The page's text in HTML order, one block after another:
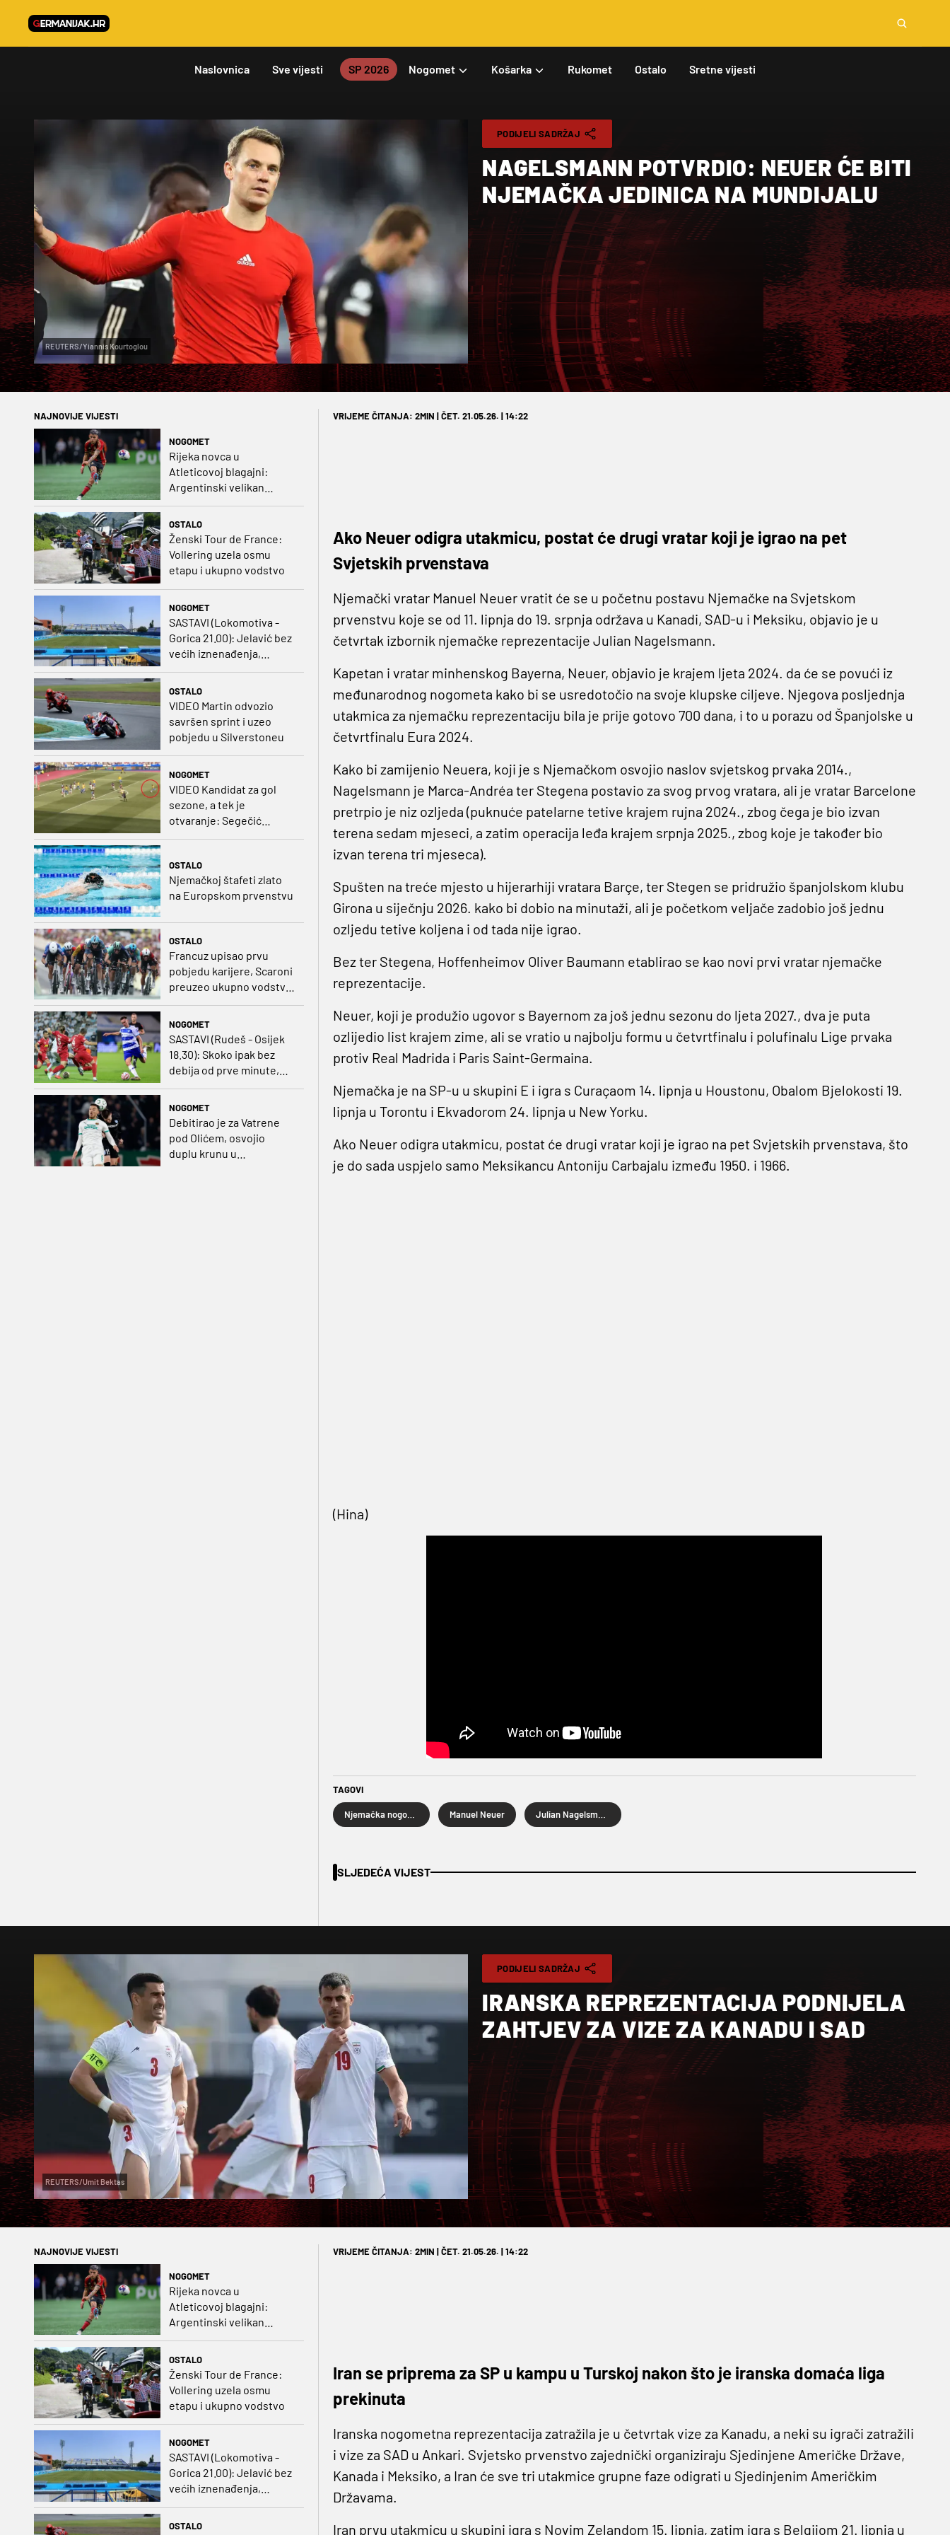
Naslovnica Sve vijesti SP 2026 Nogomet Košarka Rukomet Ostalo Sretne vijesti
REUTERS/Yiannis Kourtoglou
PODIJELI SADRŽAJ
NAGELSMANN POTVRDIO: NEUER ĆE BITI
NJEMAČKA JEDINICA NA MUNDIJALU
NAJNOVIJE VIJESTI
NOGOMET
Rijeka novca u
Atleticovoj blagajni:
Argentinski velikan
OSTALO
Ženski Tour de France:
Vollering uzela osmu
etapu i ukupno vodstvo
NOGOMET
SASTAVI (Lokomotiva -
Gorica 21.00): Jelavić bez
većih iznenađenja,
Carević u vatru gurnuo
OSTALO
VIDEO Martin odvozio
savršen sprint i uzeo
pobjedu u Silverstoneu
NOGOMET
VIDEO Kandidat za gol
sezone, a tek je
otvaranje: Segečić
OSTALO
Njemačkoj štafeti zlato
na Europskom prvenstvu
OSTALO
Francuz upisao prvu
pobjedu karijere, Scaroni
preuzeo ukupno vodstvo
u Poljskoj
NOGOMET
SASTAVI (Rudeš - Osijek
18.30): Skoko ipak bez
debija od prve minute,
prvo kolo
NOGOMET
Debitirao je za Vatrene
pod Olićem, osvojio
duplu krunu u
VRIJEME ČITANJA: 2MIN | ČET. 21.05.26. | 14:22
Ako Neuer odigra utakmicu, postat će drugi vratar koji je igrao na pet
Svjetskih prvenstava
Njemački vratar Manuel Neuer vratit će se u početnu postavu Njemačke na Svjetskom
prvenstvu koje se od 11. lipnja do 19. srpnja održava u Kanadi, SAD-u i Meksiku, objavio je u
četvrtak izbornik njemačke reprezentacije Julian Nagelsmann.
Kapetan i vratar minhenskog Bayerna, Neuer, objavio je krajem ljeta 2024. da će se povući iz
međunarodnog nogometa kako bi se usredotočio na svoje klupske ciljeve. Njegova posljednja
utakmica za njemačku reprezentaciju bila je prije gotovo 700 dana, i to u porazu od Španjolske u
četvrtfinalu Eura 2024.
Kako bi zamijenio Neuera, koji je s Njemačkom osvojio naslov svjetskog prvaka 2014.,
Nagelsmann je Marca-Andréa ter Stegena postavio za svog prvog vratara, ali je vratar Barcelone
pretrpio je niz ozljeda (puknuće patelarne tetive krajem rujna 2024., zbog čega je bio izvan
terena sedam mjeseci, a zatim operacija leđa krajem srpnja 2025., zbog koje je također bio
izvan terena tri mjeseca).
Spušten na treće mjesto u hijerarhiji vratara Barçe, ter Stegen se pridružio španjolskom klubu
Girona u siječnju 2026. kako bi dobio na minutaži, ali je početkom veljače zadobio još jednu
ozljedu tetive koljena i od tada nije igrao.
Bez ter Stegena, Hoffenheimov Oliver Baumann etablirao se kao novi prvi vratar njemačke
reprezentacije.
Neuer, koji je produžio ugovor s Bayernom za još jednu sezonu do ljeta 2027., dva je puta
ozlijedio list krajem zime, ali se vratio u najbolju formu u četvrtfinalu i polufinalu Lige prvaka
protiv Real Madrida i Paris Saint-Germaina.
Njemačka je na SP-u u skupini E i igra s Curaçaom 14. lipnja u Houstonu, Obalom Bjelokosti 19.
lipnja u Torontu i Ekvadorom 24. lipnja u New Yorku.
Ako Neuer odigra utakmicu, postat će drugi vratar koji je igrao na pet Svjetskih prvenstava, što
je do sada uspjelo samo Meksikancu Antoniju Carbajalu između 1950. i 1966.
(Hina)
TAGOVI
Njemačka nogometna reprezentacija Manuel Neuer Julian Nagelsmann
SLJEDEĆA VIJEST
REUTERS/Umit Bektas
PODIJELI SADRŽAJ
IRANSKA REPREZENTACIJA PODNIJELA
ZAHTJEV ZA VIZE ZA KANADU I SAD
NAJNOVIJE VIJESTI
NOGOMET
Rijeka novca u
Atleticovoj blagajni:
Argentinski velikan
doveo Almadu i oborio
OSTALO
Ženski Tour de France:
Vollering uzela osmu
etapu i ukupno vodstvo
NOGOMET
SASTAVI (Lokomotiva -
Gorica 21.00): Jelavić bez
većih iznenađenja,
OSTALO
VRIJEME ČITANJA: 2MIN | ČET. 21.05.26. | 14:22
Iran se priprema za SP u kampu u Turskoj nakon što je iranska domaća liga
prekinuta
Iranska nogometna reprezentacija zatražila je u četvrtak vize za Kanadu, a neki su igrači zatražili
i vize za SAD u Ankari. Svjetsko prvenstvo zajednički organiziraju Sjedinjene Američke Države,
Kanada i Meksiko, a Iran će sve tri utakmice grupne faze odigrati u Sjedinjenim Američkim
Državama.
Iran prvu utakmicu u skupini igra s Novim Zelandom 15. lipnja, zatim igra s Belgijom 21. lipnja u